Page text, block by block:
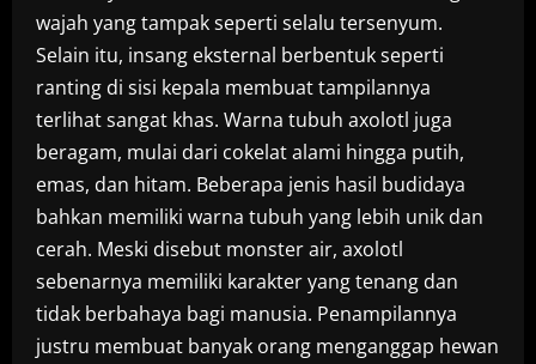
wajah yang tampak seperti selalu tersenyum.
Selain itu, insang eksternal berbentuk seperti
ranting di sisi kepala membuat tampilannya
terlihat sangat khas. Warna tubuh axolotl juga
beragam, mulai dari cokelat alami hingga putih,
emas, dan hitam. Beberapa jenis hasil budidaya
bahkan memiliki warna tubuh yang lebih unik dan
cerah. Meski disebut monster air, axolotl
sebenarnya memiliki karakter yang tenang dan
tidak berbahaya bagi manusia. Penampilannya
justru membuat banyak orang menganggap hewan